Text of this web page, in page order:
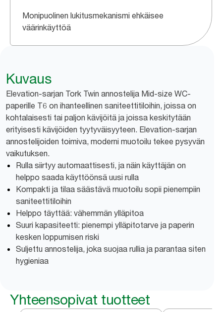
Monipuolinen lukitusmekanismi ehkäisee
väärinkäyttöä
Kuvaus
Elevation-sarjan Tork Twin annostelija Mid-size WC-
paperille T6 on ihanteellinen saniteettitiloihin, joissa on
kohtalaisesti tai paljon kävijöitä ja joissa keskitytään
erityisesti kävijöiden tyytyväisyyteen. Elevation-sarjan
annostelijoiden toimiva, moderni muotoilu tekee pysyvän
vaikutuksen.
Rulla siirtyy automaattisesti, ja näin käyttäjän on
helppo saada käyttöönsä uusi rulla
Kompakti ja tilaa säästävä muotoilu sopii pienempiin
saniteettitiloihin
Helppo täyttää: vähemmän ylläpitoa
Suuri kapasiteetti: pienempi ylläpitotarve ja paperin
kesken loppumisen riski
Suljettu annostelija, joka suojaa rullia ja parantaa siten
hygieniaa
Yhteensopivat tuotteet